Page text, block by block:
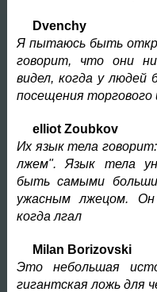
Dvenchy
Я пытаюсь быть
говорит, что они
видел, когда у людей
посещения торгового
elliot Zoubkov
Их язык тела
лжем". Язык тела
быть самыми
ужасным лжецом.
когда лгал
Milan Borizovski
Это небольшая
гигантская ложь для